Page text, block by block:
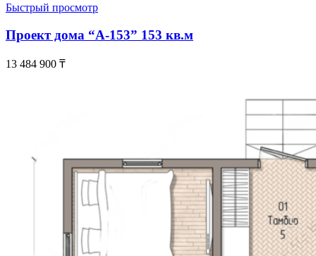
Быстрый просмотр
Проект дома “А-153” 153 кв.м
13 484 900 ₸